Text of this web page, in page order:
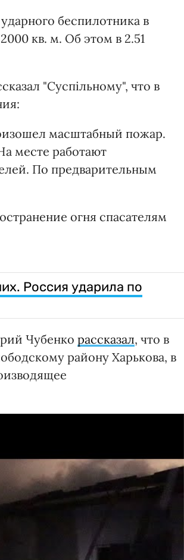
беспилотника в
кв. м. Об этом в 2.51
"Суспільному", что в
масштабный пожар.
месте работают
По предварительным
огня спасателям
Россия ударила по
Чубенко рассказал, что в
району Харькова, в